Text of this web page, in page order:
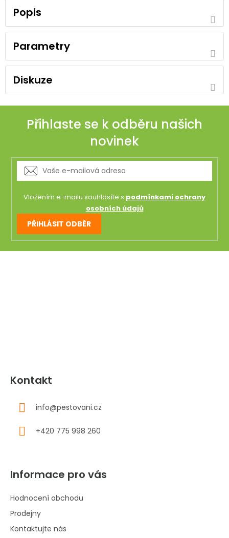
Popis
Parametry
Diskuze
Přihlaste se k odběru našich
novinek
Vložením e-mailu souhlasíte s podmínkami ochrany
osobních údajů
PŘIHLÁSIT ODBĚR
Z
Kontakt
info@pestovani.cz
+420 775 998 260
Informace pro vás
Hodnocení obchodu
Prodejny
Kontaktujte nás